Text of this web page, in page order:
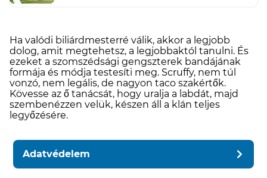
Ha valódi biliárdmesterré válik, akkor a legjobb
dolog, amit megtehetsz, a legjobbaktól tanulni. És
ezeket a szomszédsági gengszterek bandájának
formája és módja testesíti meg. Scruffy, nem túl
vonzó, nem legális, de nagyon taco szakértők.
Kövesse az ő tanácsát, hogy uralja a labdát, majd
szembenézzen velük, készen áll a klán teljes
legyőzésére.
Adatvédelem